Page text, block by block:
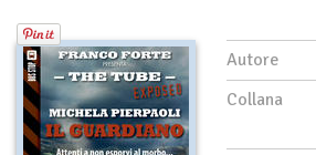
Autore
Collana